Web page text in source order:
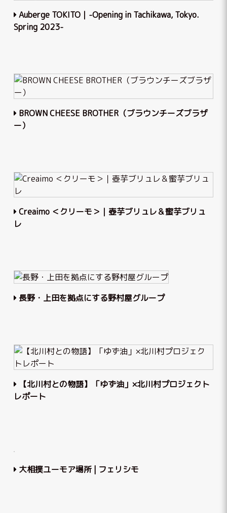
Auberge TOKITO｜-Opening in Tachikawa, Tokyo.
Spring 2023-
BROWN CHEESE BROTHER（ブラウンチーズブラザ
ー）
Creaimo ＜クリーモ＞｜壺芋ブリュレ＆蜜芋ブリュ
レ
⻑野・上田を拠点にする野村屋グループ
【北川村との物語】「ゆず油」×北川村プロジェクト
レポート
大相撲ユーモア場所 | フェリシモ